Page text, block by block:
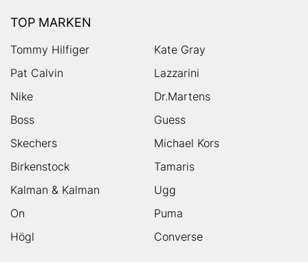
TOP MARKEN
Tommy Hilfiger
Kate Gray
Pat Calvin
Lazzarini
Nike
Dr.Martens
Boss
Guess
Skechers
Michael Kors
Birkenstock
Tamaris
Kalman & Kalman
Ugg
On
Puma
Högl
Converse